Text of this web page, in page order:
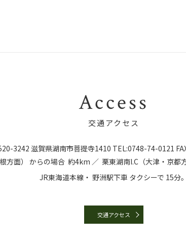
Access
交通アクセス
3242 滋賀県湖南市菩提寺1410 TEL:0748-74-0121
方面） からの場合 約4km ／ 栗東湖南I.C（大津・京都方
JR東海道本線・ 野洲駅下車 タクシーで 15分。
交通アクセス